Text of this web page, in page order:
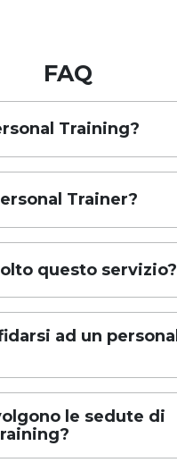
FAQ
Training?
Trainer?
questo servizio?
ad un personal
le sedute di